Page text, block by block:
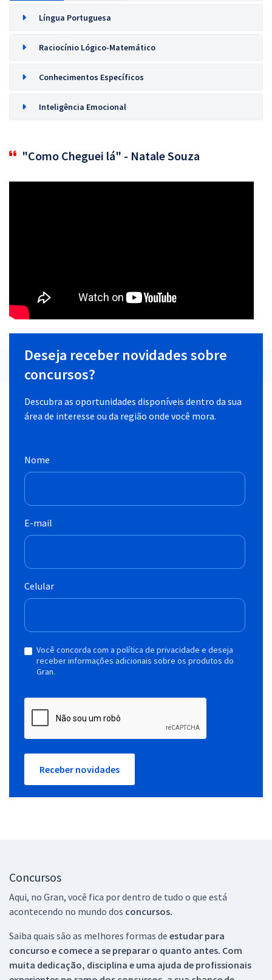
Língua Portuguesa
Raciocínio Lógico-Matemático
Conhecimentos Específicos
Inteligência Emocional
"Como Cheguei lá" - Natale Souza
Deseja receber novidades sobre
concursos?
Descubra as oportunidades disponíveis dentro da sua
área de interesse ou da região onde você mora.
Nome
E-mail
Celular
Você concorda com a política de privacidade e deseja
receber informações adicionais sobre os produtos do
Gran.
Receber novidades
Concursos
Aqui, no Gran, você fica por dentro de tudo o que está
acontecendo no mundo dos concursos.
Saiba quais são as melhores formas de estudar para
concurso e comece a se preparar o quanto antes. Com
muita dedicação, disciplina e uma ajuda de profissionais